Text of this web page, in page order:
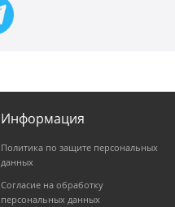
Информация
Политика по защите персональных
данных
Согласие на обработку
персональных данных